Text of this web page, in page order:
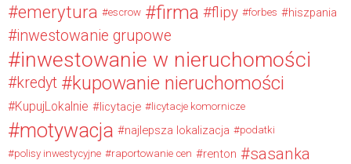
emerytura escrow firma flipy forbes hiszpania
inwestowanie grupowe
inwestowanie w nieruchomości
kredyt kupowanie nieruchomości
KupujLokalnie licytacje licytacje komornicze
motywacja najlepsza lokalizacja
podatki
polisy inwestycyjne
raportowanie cen renton sasanka